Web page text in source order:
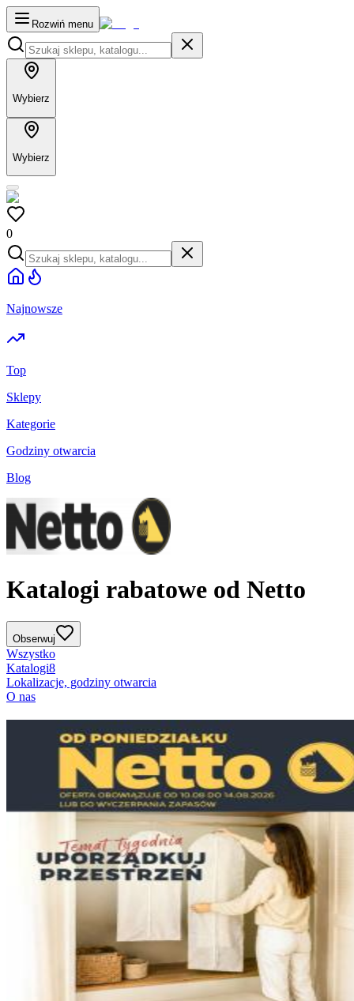
Rozwiń menu
Wybierz
Wybierz
0
Najnowsze
Top
Sklepy
Kategorie
Godziny otwarcia
Blog
Katalogi rabatowe od Netto
Obserwuj
Wszystko
Katalogi8
Lokalizacje, godziny otwarcia
O nas